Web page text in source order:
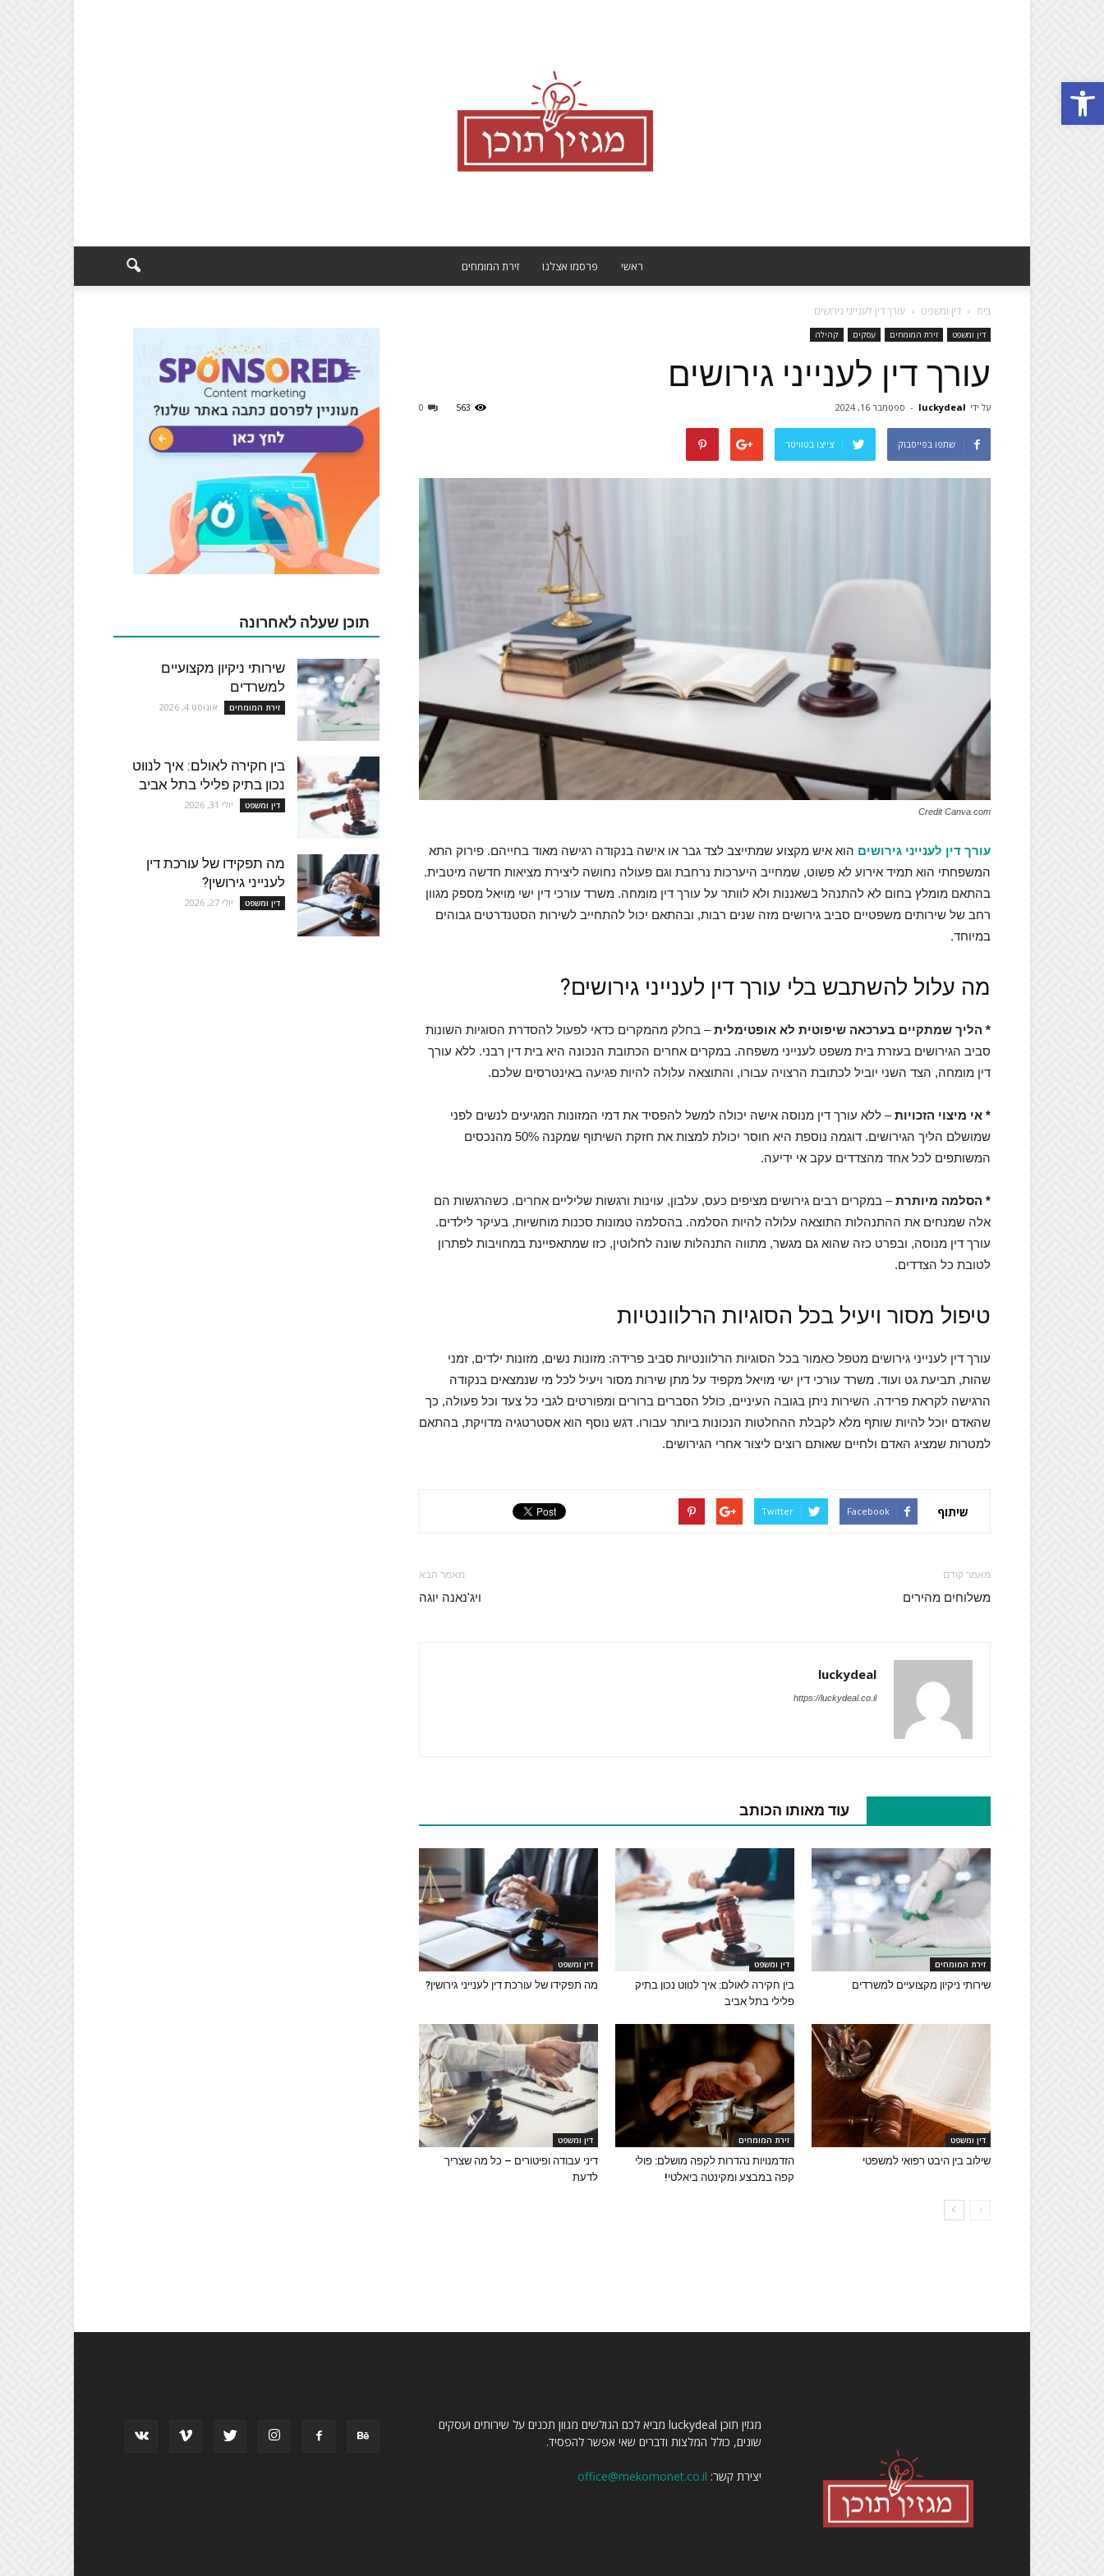
פתח סרגל נגישות
ראשי פרסמו אצלנו זירת המומחים
בית דין ומשפט עורך דין לענייני גירושים
דין ומשפט זירת המומחים עסקים קהילה
עורך דין לענייני גירושים
על ידי luckydeal
- ספטמבר 16, 2024 0 563
שתפו בפייסבוק צייצו בטוויטר
Credit Canva.com
עורך דין לענייני גירושים הוא איש מקצוע שמתייצב לצד גבר או אישה בנקודה רגישה מאוד בחייהם. פירוק התא
המשפחתי הוא תמיד אירוע לא פשוט, שמחייב היערכות נרחבת וגם פעולה נחושה ליצירת מציאות חדשה מיטבית.
בהתאם מומלץ בחום לא להתנהל בשאננות ולא לוותר על עורך דין מומחה. משרד עורכי דין ישי מויאל מספק מגוון
רחב של שירותים משפטיים סביב גירושים מזה שנים רבות, ובהתאם יכול להתחייב לשירות הסטנדרטים גבוהים
במיוחד.
מה עלול להשתבש בלי עורך דין לענייני גירושים?
* הליך שמתקיים בערכאה שיפוטית לא אופטימלית– בחלק מהמקרים כדאי לפעול להסדרת הסוגיות השונות
סביב הגירושים בעזרת בית משפט לענייני משפחה. במקרים אחרים הכתובת הנכונה היא בית דין רבני. ללא עורך
דין מומחה, הצד השני יוביל לכתובת הרצויה עבורו, והתוצאה עלולה להיות פגיעה באינטרסים שלכם.
* אי מיצוי הזכויות– ללא עורך דין מנוסה אישה יכולה למשל להפסיד את דמי המזונות המגיעים לנשים לפני
שמושלם הליך הגירושים. דוגמה נוספת היא חוסר יכולת למצות את חזקת השיתוף שמקנה 50% מהנכסים
המשותפים לכל אחד מהצדדים עקב אי ידיעה.
* הסלמה מיותרת– במקרים רבים גירושים מציפים כעס, עלבון, עוינות ורגשות שליליים אחרים. כשהרגשות הם
אלה שמנחים את ההתנהלות התוצאה עלולה להיות הסלמה. בהסלמה טמונות סכנות מוחשיות, בעיקר לילדים.
עורך דין מנוסה, ובפרט כזה שהוא גם מגשר, מתווה התנהלות שונה לחלוטין, כזו שמתאפיינת במחויבות לפתרון
לטובת כל הצדדים.
טיפול מסור ויעיל בכל הסוגיות הרלוונטיות
עורך דין לענייני גירושים מטפל כאמור בכל הסוגיות הרלוונטיות סביב פרידה: מזונות נשים, מזונות ילדים, זמני
שהות, תביעת גט ועוד. משרד עורכי דין ישי מויאל מקפיד על מתן שירות מסור ויעיל לכל מי שנמצאים בנקודה
הרגישה לקראת פרידה. השירות ניתן בגובה העיניים, כולל הסברים ברורים ומפורטים לגבי כל צעד וכל פעולה, כך
שהאדם יוכל להיות שותף מלא לקבלת ההחלטות הנכונות ביותר עבורו. דגש נוסף הוא אסטרטגיה מדויקת, בהתאם
למטרות שמציג האדם ולחיים שאותם רוצים ליצור אחרי הגירושים.
שיתוף Facebook
Twitter
מאמר קודם
משלוחים מהירים
מאמר הבא
ויג'נאנה יוגה
luckydeal
https://luckydeal.co.il
עוד מאותו הכותב
זירת המומחים
שירותי ניקיון מקצועיים למשרדים
דין ומשפט
בין חקירה לאולם: איך לנווט נכון בתיק
פלילי בתל אביב
דין ומשפט
מה תפקידו של עורכת דין לענייני גירושין?
דין ומשפט
שילוב בין היבט רפואי למשפטי
זירת המומחים
הזדמנויות נהדרות לקפה מושלם: פולי
קפה במבצע ומקינטה ביאלטי!
דין ומשפט
דיני עבודה ופיטורים – כל מה שצריך
לדעת
תוכן שעלה לאחרונה
שירותי ניקיון מקצועיים
למשרדים
זירת המומחים אוגוסט 4, 2026
בין חקירה לאולם: איך לנווט
נכון בתיק פלילי בתל אביב
דין ומשפט יולי 31, 2026
מה תפקידו של עורכת דין
לענייני גירושין?
דין ומשפט יולי 27, 2026
מגזין תוכן luckydeal מביא לכם הגולשים מגוון תכנים על שירותים ועסקים
שונים, כולל המלצות ודברים שאי אפשר להפסיד.
יצירת קשר: office@mekomonet.co.il